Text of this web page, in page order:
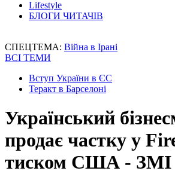
Lifestyle
БЛОГИ ЧИТАЧІВ
СПЕЦТЕМА: Війна в Ірані
ВСІ ТЕМИ
Вступ України в ЄС
Теракт в Барселоні
Український
продає частку у
тиском США - ЗМІ